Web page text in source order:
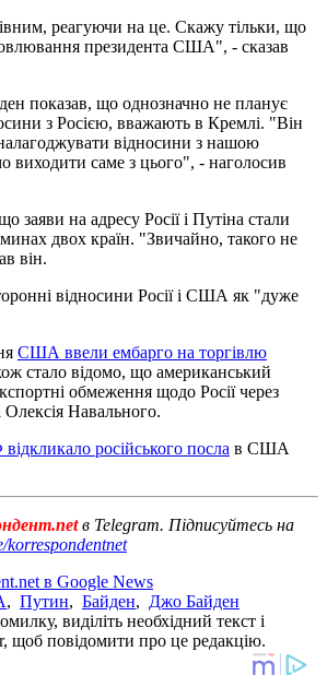
реагуючи на це. Скажу тільки, що
президента США", - сказав
показав, що однозначно не планує
з Росією, вважають в Кремлі. "Він
відносини з нашою
виходити саме з цього", - наголосив
заяви на адресу Росії і Путіна стали
двох країн. "Звичайно, такого не
він.
відносини Росії і США як "дуже
США ввели ембарго на торгівлю
стало відомо, що американський
обмеження щодо Росії через
Олексія Навального.
російського посла в США
в Telegram. Підписуйтесь на
korrespondentnet
в Google News
, Путин, Байден, Джо Байден
виділіть необхідний текст і
щоб повідомити про це редакцію.